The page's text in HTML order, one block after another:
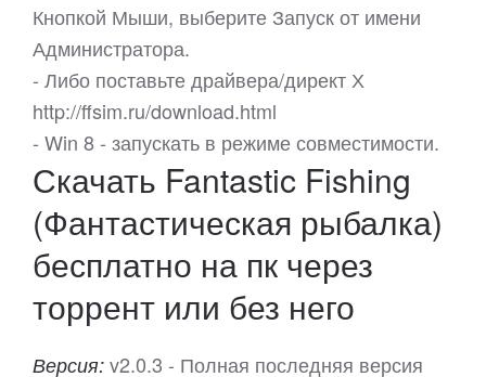
Кнопкой Мыши, выберите Запуск от имени
Администратора.
- Либо поставьте драйвера/директ Х
http://ffsim.ru/download.html
- Win 8 - запускать в режиме совместимости.
Скачать Fantastic Fishing
(Фантастическая рыбалка)
бесплатно на пк через
торрент или без него
Версия: v2.0.3 - Полная последняя версия